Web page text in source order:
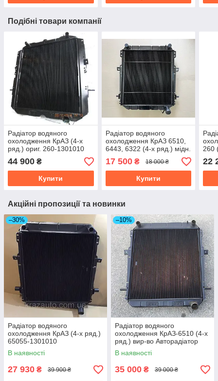
Подібні товари компанії
Радіатор водяного
охолодження КрАЗ (4-х
ряд.) ориг. 260-1301010
44 900 ₴
Купити
Радіатор водяного
охолодження КрАЗ 6510,
6443, 6322 (4-х ряд.) мідн.
вир-во Туреччина 6437-
1301010-10
17 500₴ 18 000 ₴
Купити
260
во
22
Акційні пропозиції та новинки
–30%
Радіатор водяного
охолодження КрАЗ (4-х ряд.)
65055-1301010
В наявності
27 930 ₴ 39 900 ₴
–10%
Радіатор водяного
охолодження КрАЗ-6510 (4-х
ряд.) вир-во Авторадіатор
6437-1301010-10
В наявності
35 000 ₴ 39 000 ₴